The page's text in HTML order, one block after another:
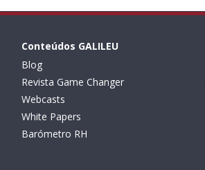
Conteúdos GALILEU
Blog
Revista Game Changer
Webcasts
White Papers
Barómetro RH